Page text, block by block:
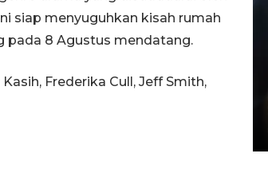
siap menyuguhkan kisah rumah
pada 8 Agustus mendatang.
Frederika Cull, Jeff Smith,
pembuatan SIM Baru
Satpas Polresta Palu